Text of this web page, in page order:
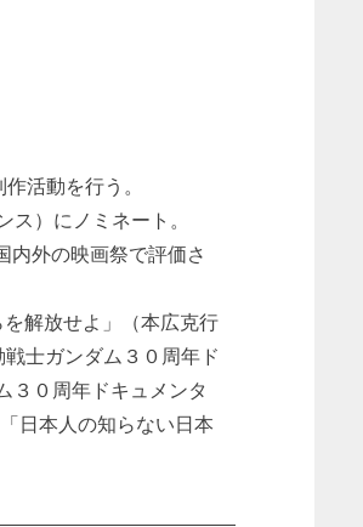
活動を行う。
）にノミネート。
内外の映画祭で評価さ
解放せよ」（本広克行
士ガンダム３０周年ド
０周年ドキュメンタ
日本人の知らない日本